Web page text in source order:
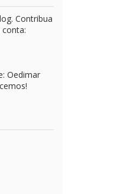
Contribua
Oedimar